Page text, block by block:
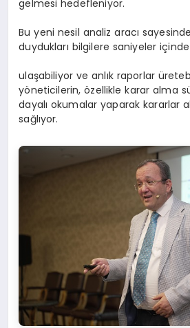
gelmesi hedefleniyor.
Bu yeni nesil analiz aracı
duydukları bilgilere saniyeler içinde
ulaşabiliyor ve anlık raporlar
yöneticilerin, özellikle karar alma
dayalı okumalar yaparak kararlar
sağlıyor.